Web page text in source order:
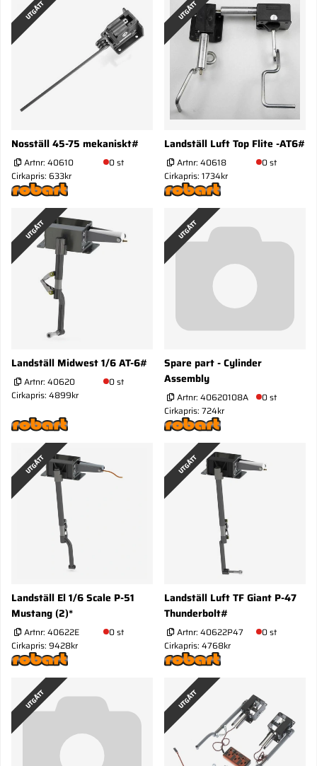
UTGÅTT
Nosställ 45-75 mekaniskt#
Artnr: 40610
0 st
Cirkapris: 633kr
UTGÅTT
Landställ Luft Top Flite -AT6#
Artnr: 40618
0 st
Cirkapris: 1734kr
UTGÅTT
Landställ Midwest 1/6 AT-6#
Artnr: 40620
0 st
Cirkapris: 4899kr
UTGÅTT
Spare part - Cylinder
Assembly
Artnr: 40620108A
0 st
Cirkapris: 724kr
UTGÅTT
Landställ El 1/6 Scale P-51
Mustang (2)*
Artnr: 40622E
0 st
Cirkapris: 9428kr
UTGÅTT
Landställ Luft TF Giant P-47
Thunderbolt#
Artnr: 40622P47
0 st
Cirkapris: 4768kr
UTGÅTT UTGÅTT